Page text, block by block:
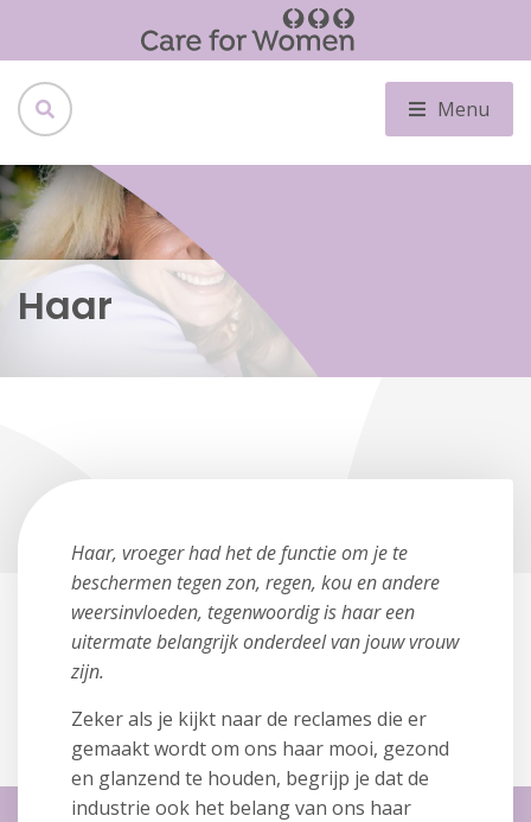
Menu
Haar
Haar, vroeger had het de functie om je te
beschermen tegen zon, regen, kou en andere
weersinvloeden, tegenwoordig is haar een
uitermate belangrijk onderdeel van jouw vrouw
zijn.
Zeker als je kijkt naar de reclames die er
gemaakt wordt om ons haar mooi, gezond
en glanzend te houden, begrijp je dat de
industrie ook het belang van ons haar